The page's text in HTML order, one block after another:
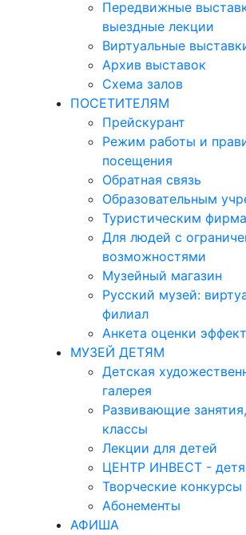
Передвижные
выездные лекции
Виртуальные
Архив выставок
Схема залов
ПОСЕТИТЕЛЯМ
Прейскурант
Режим работы и
посещения
Обратная связь
Образовательным
Туристическим
Для людей с
возможностями
Музейный магазин
Русский музей:
филиал
Анкета оценки
МУЗЕЙ ДЕТЯМ
Детская
галерея
Развивающие
классы
Лекции для детей
ЦЕНТР ИНВЕСТ -
Творческие конкурсы
Абонементы
АФИША